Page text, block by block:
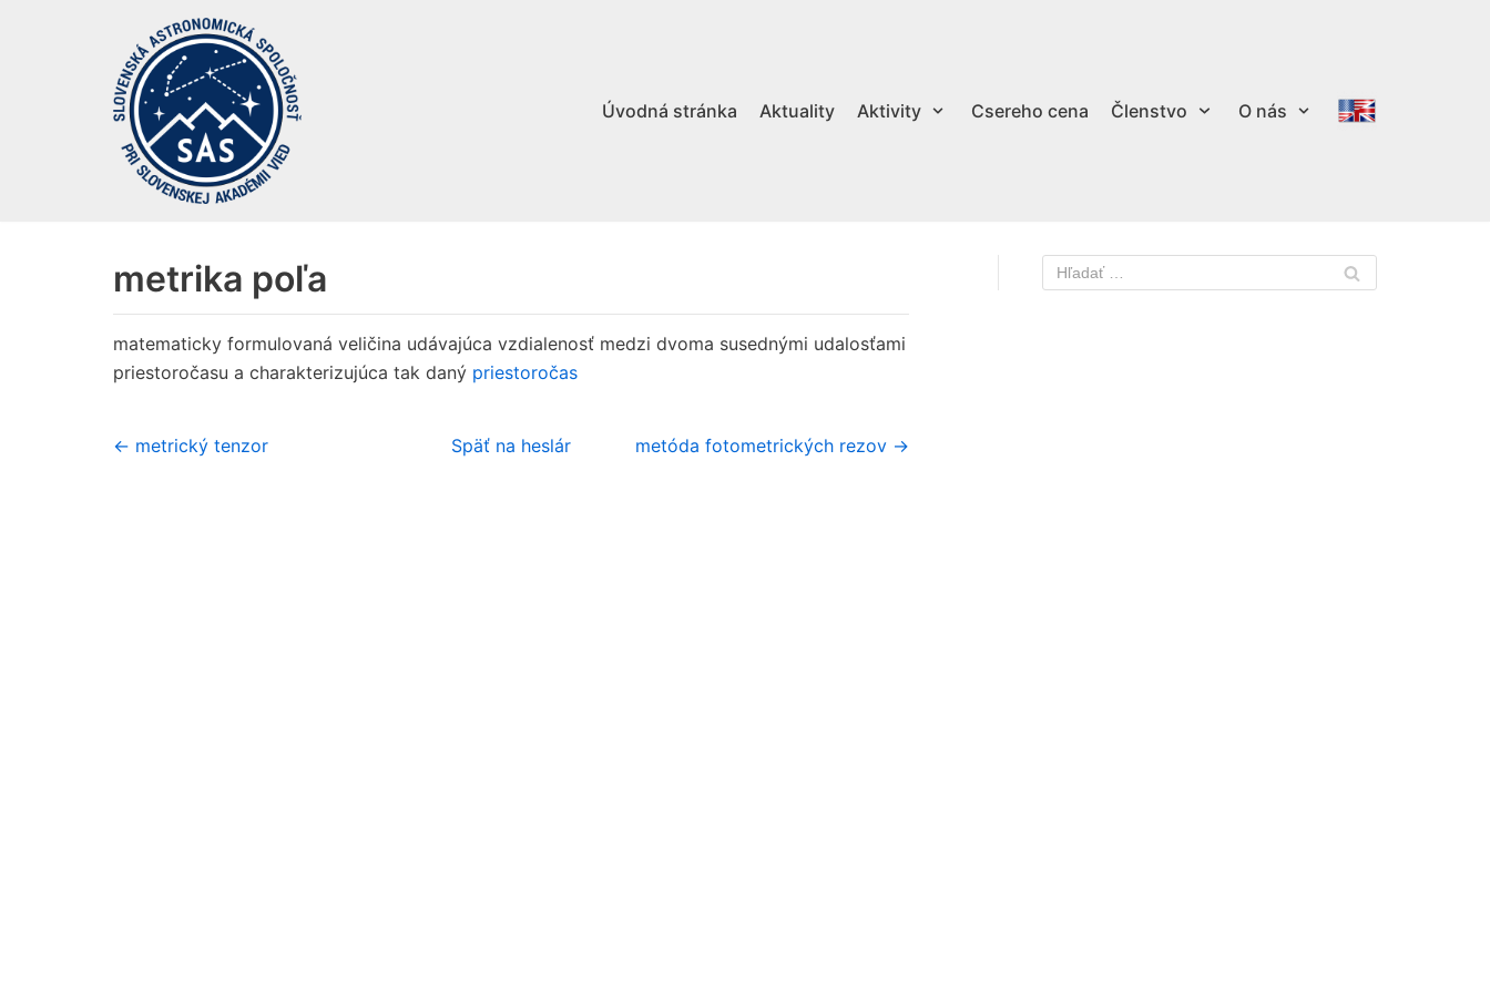
Úvodná stránka Aktuality Aktivity Csereho cena Členstvo O nás
metrika poľa
matematicky formulovaná veličina udávajúca vzdialenosť medzi dvoma susednými udalosťami
priestoročasu a charakterizujúca tak daný priestoročas
← metrický tenzor Späť na heslár metóda fotometrických rezov →